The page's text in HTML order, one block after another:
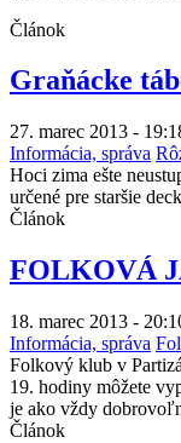
Článok
Graňácke
27. marec 2013 -
Informácia, správa
Hoci zima ešte
určené pre staršie
Článok
FOLKOVÁ
18. marec 2013 -
Informácia, správa
Folkový klub v
19. hodiny môžete
je ako vždy
Článok